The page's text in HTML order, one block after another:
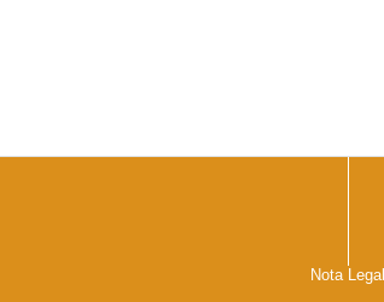
Nota Legal